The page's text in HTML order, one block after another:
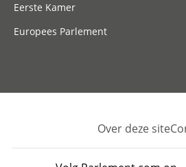
Eerste Kamer
Europees Parlement
Footer
Over deze site